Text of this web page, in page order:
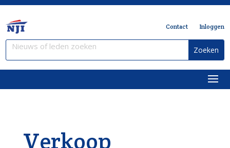
Contact Inloggen
Verkoop